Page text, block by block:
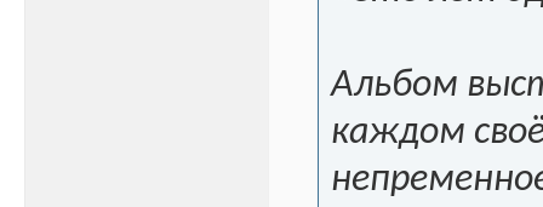
Альбом
каждом